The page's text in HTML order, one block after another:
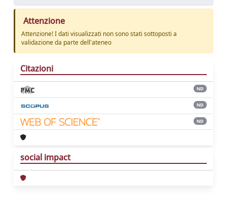
Attenzione
Attenzione! I dati visualizzati non sono stati sottoposti a
validazione da parte dell'ateneo
Citazioni
ND
ND
ND
social impact